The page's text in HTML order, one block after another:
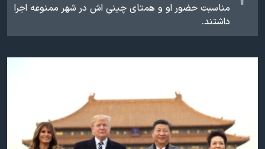
مناسبت حضور او و همتای چینی اش در شهر ممنوعه اجرا
داشتند.